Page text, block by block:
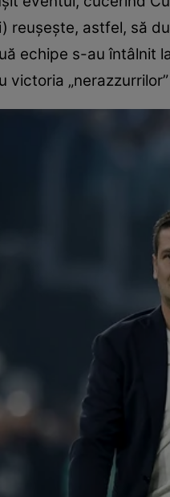
reușește, astfel, să
echipe s-au întâlnit
victoria